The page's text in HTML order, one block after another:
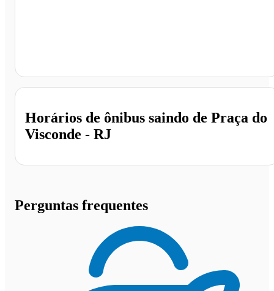
Horários de ônibus saindo de Praça do
Visconde - RJ
Perguntas frequentes